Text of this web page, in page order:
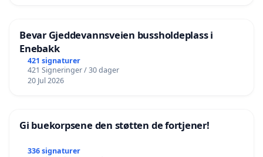
Bevar Gjeddevannsveien bussholdeplass i
Enebakk
421 signaturer
421 Signeringer / 30 dager
20 Jul 2026
Gi buekorpsene den støtten de fortjener!
336 signaturer